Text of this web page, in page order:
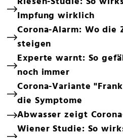
Impfung wirklich
Corona-Alarm: Wo
steigen
Experte warnt: So
noch immer
Corona-Variante
die Symptome
Abwasser zeigt
Wiener Studie: So